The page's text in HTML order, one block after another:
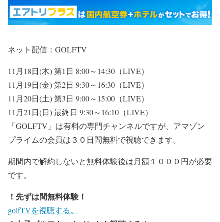
ネット配信：GOLFTV
11月18日(木) 第1日 8:00～14:30（LIVE）
11月19日(金) 第2日 9:30～16:30（LIVE）
11月20日(土) 第3日 9:00～15:00（LIVE）
11月21日(日) 最終日 9:30～16:10（LIVE）
「GOLFTV」は有料の専門チャンネルですが、アマゾン
プライムの会員は３０日間無料で視聴できます。
期間内で解約しないと無料体験後は月額１０００円が必要
です。
！先ずは間無料体験！
golfTVを視聴する。